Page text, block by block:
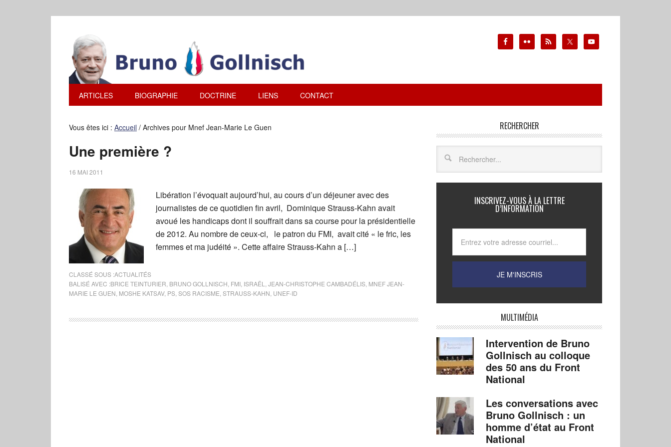
ARTICLES BIOGRAPHIE DOCTRINE LIENS CONTACT
Vous êtes ici : Accueil / Archives pour Mnef Jean-Marie Le Guen
Une première ?
16 MAI 2011
Libération l’évoquait aujourd’hui, au cours d’un déjeuner avec des
journalistes de ce quotidien fin avril, Dominique Strauss-Kahn avait
avoué les handicaps dont il souffrait dans sa course pour la présidentielle
de 2012. Au nombre de ceux-ci, le patron du FMI, avait cité « le fric, les
femmes et ma judéité ». Cette affaire Strauss-Kahn a […]
CLASSÉ SOUS :ACTUALITÉS
BALISÉ AVEC :BRICE TEINTURIER BRUNO GOLLNISCH FMI ISRAËL JEAN-CHRISTOPHE CAMBADÉLIS MNEF JEAN-
MARIE LE GUEN MOSHE KATSAV, PS SOS RACISME STRAUSS-KAHN UNEF-ID
RECHERCHER
INSCRIVEZ-VOUS À LA LETTRE
D’INFORMATION
MULTIMÉDIA
Intervention de Bruno
Gollnisch au colloque
des 50 ans du Front
National
Les conversations avec
Bruno Gollnisch : un
homme d’état au Front
National